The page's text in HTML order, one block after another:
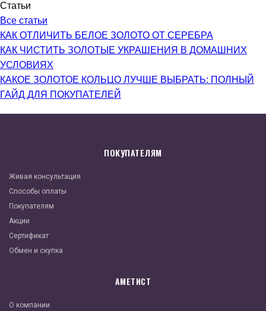
Статьи
Все статьи
КАК ОТЛИЧИТЬ БЕЛОЕ ЗОЛОТО ОТ СЕРЕБРА
КАК ЧИСТИТЬ ЗОЛОТЫЕ УКРАШЕНИЯ В ДОМАШНИХ
УСЛОВИЯХ
КАКОЕ ЗОЛОТОЕ КОЛЬЦО ЛУЧШЕ ВЫБРАТЬ: ПОЛНЫЙ
ГАЙД ДЛЯ ПОКУПАТЕЛЕЙ
ПОКУПАТЕЛЯМ
Живая консультация
Способы оплаты
Покупателям
Акции
Сертификат
Обмен и скупка
АМЕТИСТ
О компании